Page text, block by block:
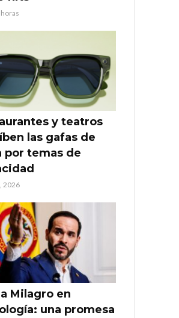
y teatros
las gafas de
por temas de
2026
Milagro en
una promesa